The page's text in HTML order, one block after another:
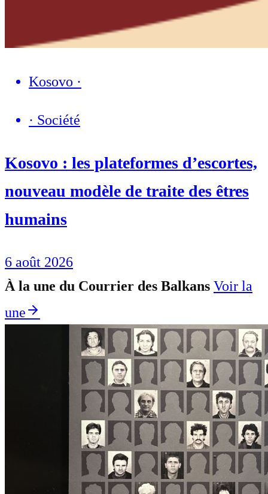
Kosovo ·
· Société
Kosovo : les plateformes d’escortes,
nouveau modèle de traite des êtres
humains
6 août 2026
À la une du Courrier des Balkans Voir la
une